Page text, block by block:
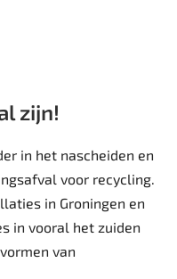
zijn!
in het nascheiden en
voor recycling.
in Groningen en
in vooral het zuiden
van